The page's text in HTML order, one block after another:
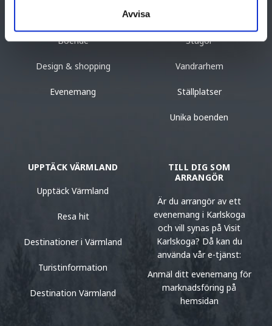
Avvisa
Boende
Design & shopping
Evenemang
Stugor
Vandrarhem
Ställplatser
Unika boenden
UPPTÄCK VÄRMLAND
Upptäck Värmland
Resa hit
Destinationer i Värmland
Turistinformation
Destination Värmland
TILL DIG SOM
ARRANGÖR
Är du arrangör av ett
evenemang i Karlskoga
och vill synas på Visit
Karlskoga? Då kan du
använda vår e-tjänst:
Anmäl ditt evenemang för
marknadsföring på
hemsidan